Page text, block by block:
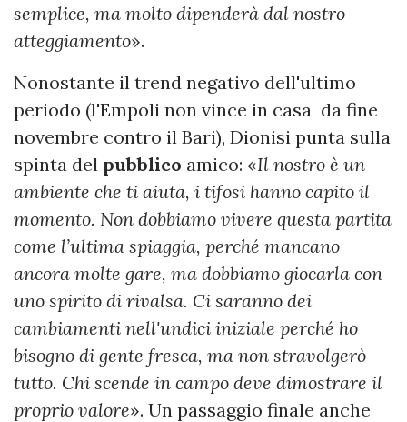
semplice, ma molto dipenderà dal nostro
atteggiamento».
Nonostante il trend negativo dell'ultimo
periodo (l'Empoli non vince in casa da fine
novembre contro il Bari), Dionisi punta sulla
spinta del pubblico amico: «Il nostro è un
ambiente che ti aiuta, i tifosi hanno capito il
momento. Non dobbiamo vivere questa partita
come l’ultima spiaggia, perché mancano
ancora molte gare, ma dobbiamo giocarla con
uno spirito di rivalsa. Ci saranno dei
cambiamenti nell'undici iniziale perché ho
bisogno di gente fresca, ma non stravolgerò
tutto. Chi scende in campo deve dimostrare il
proprio valore». Un passaggio finale anche